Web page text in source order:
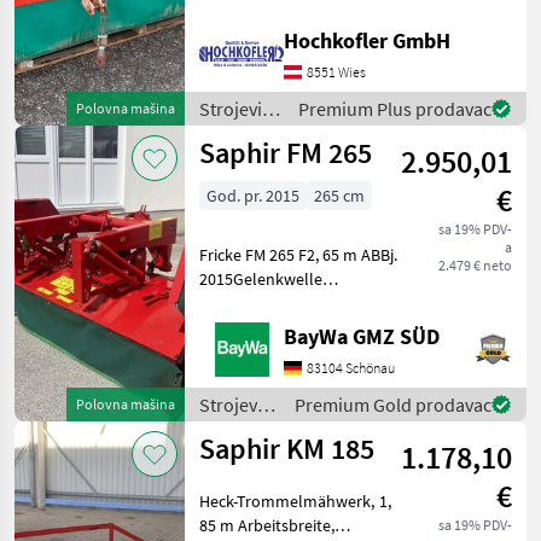
Saphir
Pöttinger
Krone
Kuhn
Claas
Vicon
Prikaži
sve
(49)
MODEL
FM
Polovna mašina
Gelenkwelle Standort der
Maschine: Zentrale Wies,
Hauptstraße 12, 8551 Wies
Ihr Ansprechpar
Hochkofler GmbH
8551 Wies
Strojevi i
oprema
za travu i
Saphir
Premium Plus prodavac
Polovna mašina
Saphir FM 265
2.950,01
€
sa 19% PDV-
a
2.479 € neto
God. pr. 2015 265 cm
Fricke FM 265 F2, 65 m ABBj.
2015Gelenkwelle
lose dabeiDistanzscheiben
für
Schnitthöhenverstellung
lose dabei Bitte wenden
BayWa GMZ SÜD
83104 Schönau
Strojevi i
oprema
za travu i
/ Saphir
Premium Gold prodavac
Saphir KM 185
1.178,10
€
sa 19% PDV-
Heck-Trommelmähwerk, 1,
85 m Arbeitsbreite,